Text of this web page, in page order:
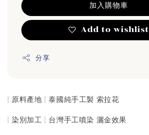
加入購物車
Add to wishlist
分享
| 原料產地 | 泰國純手工製 索拉花
| 染別加工 | 台灣手工噴染 灑金效果